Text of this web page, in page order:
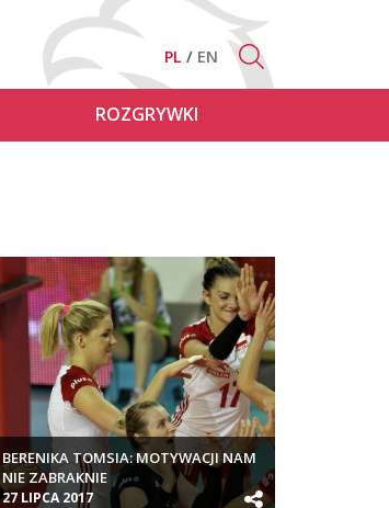
PL EN
ROZGRYWKI
BERENIKA TOMSIA: MOTYWACJI NAM
NIE ZABRAKNIE
27 LIPCA 2017